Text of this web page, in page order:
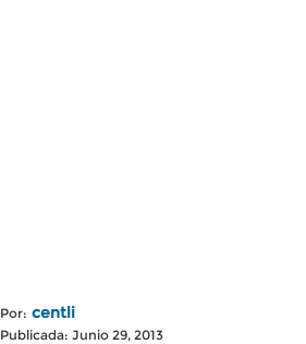
Por: centli
Publicada: Junio 29, 2013